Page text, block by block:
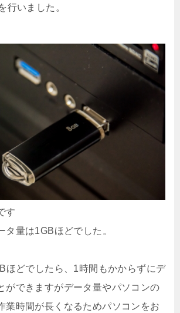
行いました。
す
タ量は1GBほどでした。
ほどでしたら、1時間もかからずにデ
ができますがデータ量やパソコンの
業時間が長くなるためパソコンをお